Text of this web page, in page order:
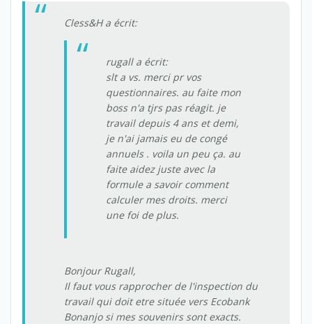
Cless&H a écrit:
rugall a écrit:
slt a vs. merci pr vos
questionnaires. au faite mon
boss n'a tjrs pas réagit. je
travail depuis 4 ans et demi,
je n'ai jamais eu de congé
annuels . voila un peu ça. au
faite aidez juste avec la
formule a savoir comment
calculer mes droits. merci
une foi de plus.
Bonjour Rugall,
Il faut vous rapprocher de l'inspection du
travail qui doit etre située vers Ecobank
Bonanjo si mes souvenirs sont exacts.